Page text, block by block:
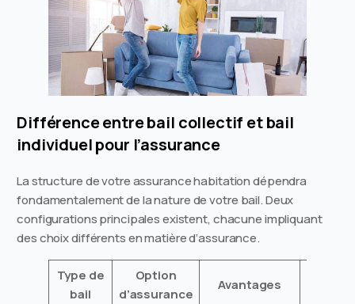
Différence entre bail collectif et bail
individuel pour l’assurance
La structure de votre assurance habitation dépendra
fondamentalement de la nature de votre bail. Deux
configurations principales existent, chacune impliquant
des choix différents en matière d’assurance.
Type de
bail
Option
d’assurance
Avantages